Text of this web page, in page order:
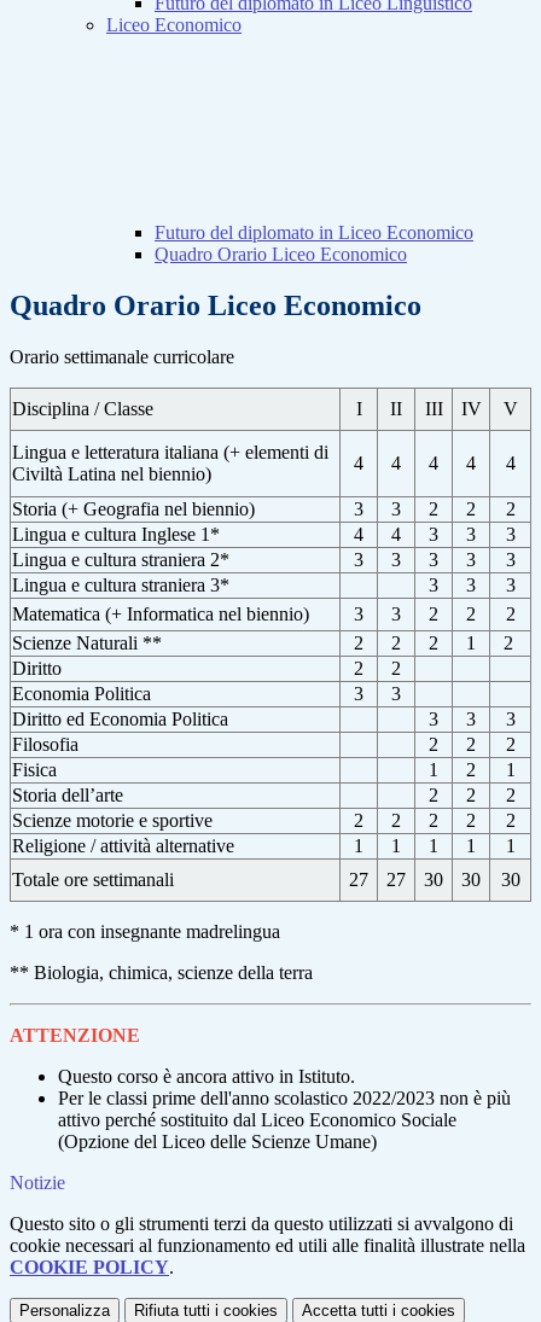
Liceo Economico
Futuro del diplomato in Liceo Economico
Quadro Orario Liceo Economico
Quadro Orario Liceo Economico
Orario settimanale curricolare
Disciplina / Classe I II III IV V
Lingua e letteratura italiana (+ elementi di
Civiltà Latina nel biennio)
4 4 4 4 4
Storia (+ Geografia nel biennio) 3 3 2 2
2
Lingua e cultura Inglese 1*
4 4 3 3
3
Lingua e cultura straniera 2*
3 3 3 3
3
Lingua e cultura straniera 3*
3 3
3
Matematica (+ Informatica nel biennio)
3 3 2 2
2
Scienze Naturali **
2 2 2 1
2
Diritto
2
2
Economia Politica
3
3
Diritto ed Economia Politica
3 3
3
Filosofia
2 2
2
Fisica
1 2
1
Storia dell’arte
2 2
2
Scienze motorie e sportive
2 2 2 2
2
Religione / attività alternative
1 1 1 1
1
Totale ore settimanali
27 27 30 30 30
* 1 ora con insegnante madrelingua
** Biologia, chimica, scienze della terra
ATTENZIONE
Questo corso è ancora attivo in Istituto.
Per le classi prime dell'anno scolastico 2022/2023 non è più
attivo perché sostituito dal Liceo Economico Sociale
(Opzione del Liceo delle Scienze Umane)
Notizie
Questo sito o gli strumenti terzi da questo utilizzati si avvalgono di
cookie necessari al funzionamento ed utili alle finalità illustrate nella
COOKIE POLICY.
Personalizza Rifiuta tutti i cookies Accetta tutti i cookies